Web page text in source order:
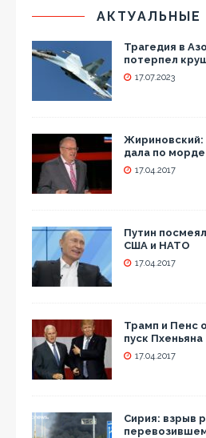
АКТУАЛЬНЫЕ
Трагедия в
потерпел
17.07.2023
Жириновский:
дала по
17.04.2017
Путин
США и НАТО
17.04.2017
Трамп и Пенс
пуск Пхеньяна
17.04.2017
Сирия: взрыв